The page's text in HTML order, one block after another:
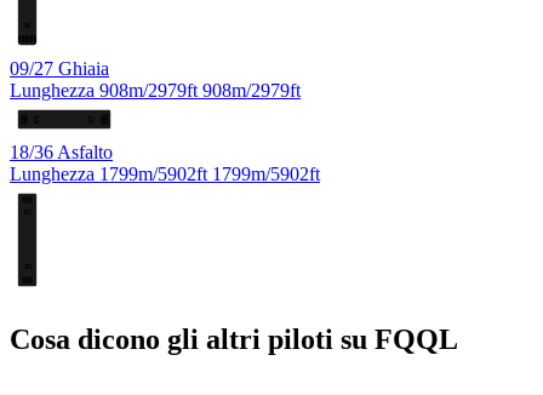
09/27 Ghiaia
Lunghezza 908m/2979ft 908m/2979ft
18/36 Asfalto
Lunghezza 1799m/5902ft 1799m/5902ft
Cosa dicono gli altri piloti su FQQL